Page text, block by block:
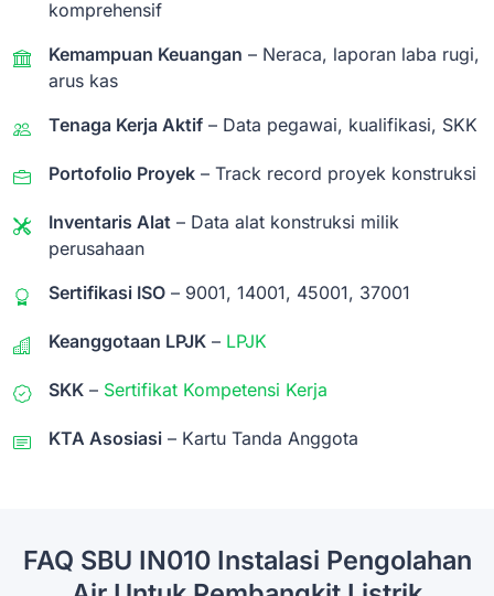
komprehensif
Kemampuan Keuangan – Neraca, laporan laba rugi,
arus kas
Tenaga Kerja Aktif – Data pegawai, kualifikasi, SKK
Portofolio Proyek – Track record proyek konstruksi
Inventaris Alat – Data alat konstruksi milik
perusahaan
Sertifikasi ISO – 9001, 14001, 45001, 37001
Keanggotaan LPJK – LPJK
SKK – Sertifikat Kompetensi Kerja
KTA Asosiasi – Kartu Tanda Anggota
FAQ SBU IN010 Instalasi Pengolahan